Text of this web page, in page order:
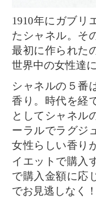
1910年にガブリエル・シャネルによって創業され
たシャネル。そ
最初に作られた
世界中の女性達
シャネルの５番は、人々の記憶に残る、神秘的な
香り。時代を経
としてシャネル
ーラルでラグジ
女性らしい香り
イエットで購入
で購入金額に応
でお見逃しなく！